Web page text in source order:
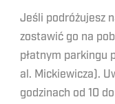
Jeśli podróżujesz
zostawić go na
płatnym parkingu
al. Mickiewicza).
godzinach od 10